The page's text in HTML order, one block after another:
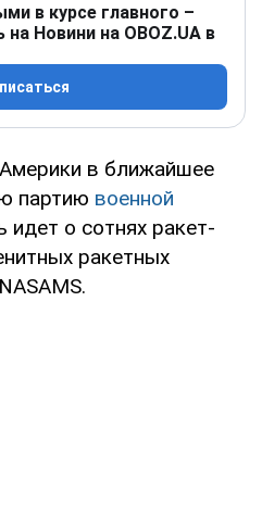
в курсе главного –
Новини на OBOZ.UA в
в ближайшее
партию военной
идет о сотнях ракет-
ракетных